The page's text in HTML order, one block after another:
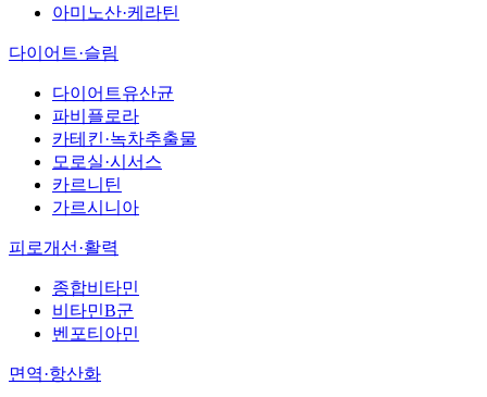
아미노산·케라틴
다이어트·슬림
다이어트유산균
파비플로라
카테킨·녹차추출물
모로실·시서스
카르니틴
가르시니아
피로개선·활력
종합비타민
비타민B군
벤포티아민
면역·항산화